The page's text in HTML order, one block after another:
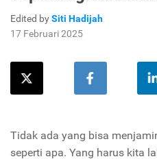
Edited bySiti Hadijah
17 Februari 2025
Tidak ada yang bisa
seperti apa. Yang harus kita